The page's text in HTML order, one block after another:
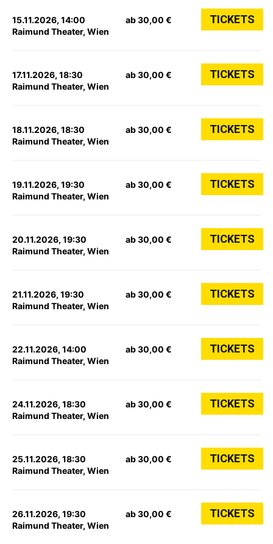
15.11.2026, 14:00
Raimund Theater, Wien
ab 30,00 € TICKETS
17.11.2026, 18:30
Raimund Theater, Wien
ab 30,00 € TICKETS
18.11.2026, 18:30
Raimund Theater, Wien
ab 30,00 € TICKETS
19.11.2026, 19:30
Raimund Theater, Wien
ab 30,00 € TICKETS
20.11.2026, 19:30
Raimund Theater, Wien
ab 30,00 € TICKETS
21.11.2026, 19:30
Raimund Theater, Wien
ab 30,00 € TICKETS
22.11.2026, 14:00
Raimund Theater, Wien
ab 30,00 € TICKETS
24.11.2026, 18:30
Raimund Theater, Wien
ab 30,00 € TICKETS
25.11.2026, 18:30
Raimund Theater, Wien
ab 30,00 € TICKETS
26.11.2026, 19:30
Raimund Theater, Wien
ab 30,00 € TICKETS